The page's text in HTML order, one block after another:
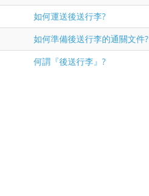
如何運送後送行李?
如何準備後送行李的通關文件?
何謂『後送行李』?